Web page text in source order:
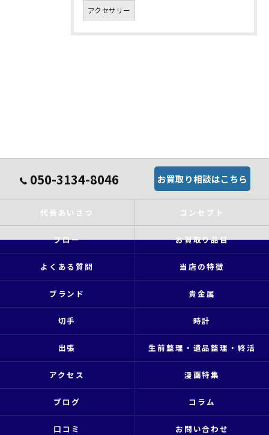
アクセサリー
050-3134-8046 お買取り相談はこちら
代表あいさつ コンセプト
フロー お買取り品目
よくある質問 当店の特徴
ブランド 貴金属
切手 時計
出張 生前整理・遺品整理・終活
アクセス 漫画特集
ブログ コラム
口コミ お問い合わせ